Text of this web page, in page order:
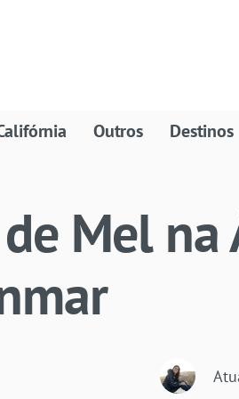
Outros Destinos
Mel na